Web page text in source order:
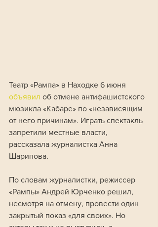
Театр «Рампа» в Находке 6 июня
объявил об отмене антифашистского
мюзикла «Кабаре» по «независящим
от него причинам». Играть спектакль
запретили местные власти,
рассказала журналистка Анна
Шарипова.
По словам журналистки, режиссер
«Рампы» Андрей Юрченко решил,
несмотря на отмену, провести один
закрытый показ «для своих». Но